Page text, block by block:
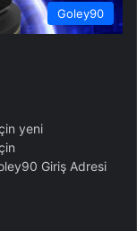
Goley90
yeni
Giriş Adresi